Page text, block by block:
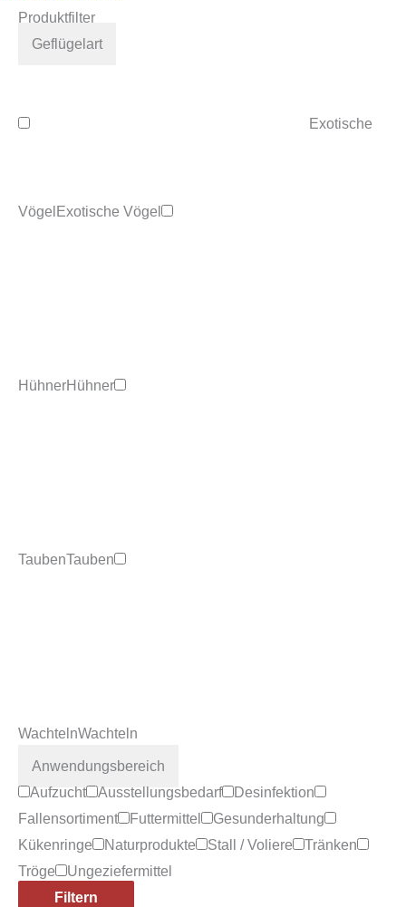
Produktfilter
Geflügelart
Exotische
Vögel Exotische Vögel
HühnerHühner
TaubenTauben
WachtelnWachteln
Anwendungsbereich
Aufzucht
Ausstellungsbedarf
Desinfektion
Fallensortiment
Futtermittel
Gesunderhaltung
Kükenringe
Naturprodukte Stall / Voliere
Tränken
Tröge
Ungeziefermittel
Filtern